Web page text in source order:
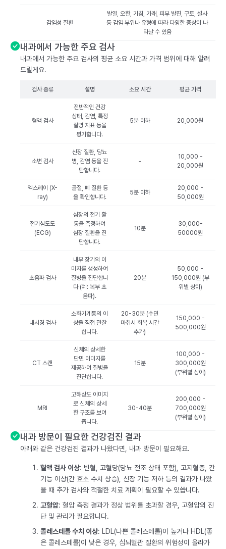
감염성 질환
발열, 오한, 기침, 가래, 피부 발진, 구토, 설사
등 감염 부위나 유형에 따라 다양한 증상이 나
타날 수 있음
내과에서 가능한 주요 검사
내과에서 가능한 주요 검사의 평균 소요 시간과 가격 범위에 대해 알려
드릴게요.
검사 종류 설명 소요 시간 평균 가격
혈액 검사
전반적인 건강
상태, 감염, 특정
질병 지표 등을
평가합니다.
5분 이하 20,000원
소변 검사
신장 질환, 당뇨
병, 감염 등을 진
단합니다.
-
10,000 -
20,000원
엑스레이 (X-
ray)
골절, 폐 질환 등
을 확인합니다.
5분 이하
20,000 -
50,000원
전기심도도
(ECG)
심장의 전기 활
동을 측정하여
심장 질환을 진
단합니다.
10분
30,000-
50000원
초음파 검사
내부 장기의 이
미지를 생성하여
질병을 진단합니
다 (예: 복부 초
음파).
20분
50,000 -
150,000원 (부
위별 상이)
내시경 검사
소화기계통의 이
상을 직접 관찰
합니다.
20-30분 (수면
마취시 회복 시간
추가)
150,000 -
500,000원
CT 스캔
신체의 상세한
단면 이미지를
제공하여 질병을
진단합니다.
15분
100,000 -
300,000원
(부위별 상이)
MRI
고해상도 이미지
로 신체의 상세
한 구조를 보여
줍니다.
30-40분
200,000 -
700,000원
(부위별 상이)
내과 방문이 필요한 건강검진 결과
아래와 같은 건강검진 결과가 나왔다면, 내과 방문이 필요해요.
혈액 검사 이상: 빈혈, 고혈당(당뇨 전조 상태 포함), 고지혈증, 간
기능 이상(간 효소 수치 상승), 신장 기능 저하 등의 결과가 나왔
을 때 추가 검사와 적절한 치료 계획이 필요할 수 있씁니다.
고혈압: 혈압 측정 결과가 정상 범위를 초과할 경우, 고혈압의 진
단 및 관리가 필요합니다.
콜레스테롤 수치 이상: LDL(나쁜 콜레스테롤)이 높거나 HDL(좋
은 콜레스테롤)이 낮은 경우, 심뇌혈관 질환의 위험성이 올라가